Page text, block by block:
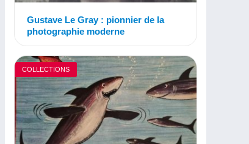
Gustave Le Gray : pionnier de la
photographie moderne
COLLECTIONS